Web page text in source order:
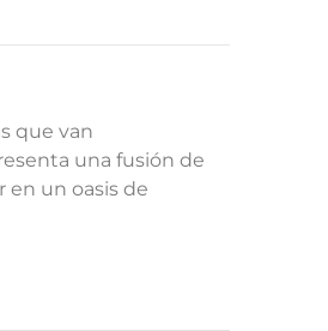
que van
una fusión de
en un oasis de